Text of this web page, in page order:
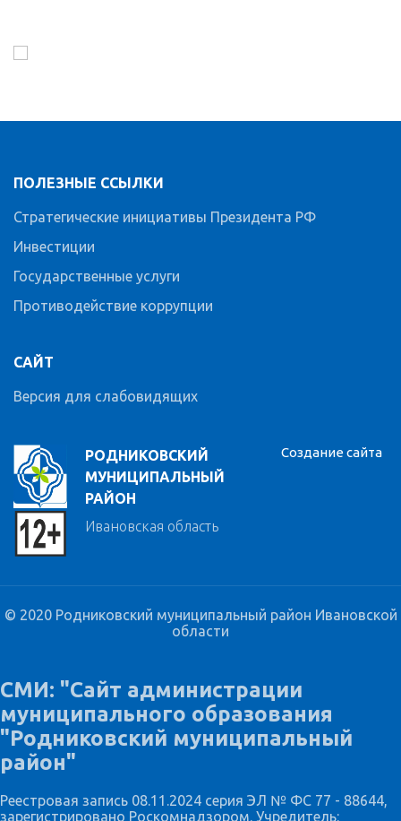
РОДНИКОВСКИЙ
МУНИЦИПАЛЬНЫЙ
РАЙОН
Ивановская область
ПОЛЕЗНЫЕ ССЫЛКИ
Стратегические инициативы Президента РФ
Инвестиции
Государственные услуги
Противодействие коррупции
САЙТ
Версия для слабовидящих
Создание сайта
© 2020 Родниковский муниципальный район Ивановской
области
СМИ: "Сайт администрации
муниципального образования
"Родниковский муниципальный
район"
Реестровая запись 08.11.2024 серия ЭЛ № ФС 77 - 88644,
зарегистрировано Роскомнадзором. Учредитель: